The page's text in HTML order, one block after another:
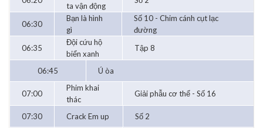
ta vận động
06:30
Bạn là hình
gì
Số 10 - Chim cánh cụt lạc
đường
06:35
Đội cứu hộ
biển xanh
Tập 8
06:45 Ú òa
07:00
Phim khai
thác
Giải phẫu cơ thể - Số 16
07:30 Crack Em up Số 2